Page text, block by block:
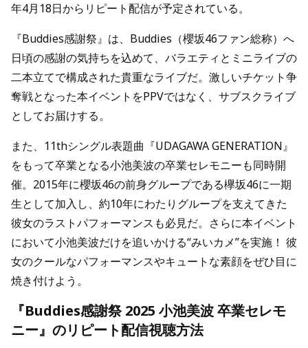
年4月18日からリピート配信が予定されている。
『Buddies感謝祭』は、Buddies（櫻坂46ファン総称）へ
日頃の感謝の気持ちを込めて、バラエティとミニライブの
二本立てで構成された貴重なライブだ。激しいチケット争
奪戦となった本イベントをPPVではなく、サブスクライブ
としてお届けする。
また、11thシングル表題曲『UDAGAWA GENERATION』
をもって卒業となる小池美波の卒業セレモニーも同時開
催。2015年に櫻坂46の前身グループである欅坂46に一期
生として加入し、約10年にわたりグループを支えてきた
彼女のラストパフォーマンスも必見だ。さらに本イベント
において小池美波だけを追いかける“みいカメ”を実施！ 彼
女のクールなパフォーマンスやキュートな素顔をぜひ目に
焼き付けよう。
『Buddies感謝祭 2025 小池美波 卒業セレモ
ニー』のリピート配信視聴方法